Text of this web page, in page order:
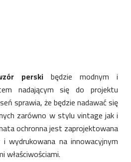
perskibędzie modnym i
nadającym się do projektu
sprawia, że będzie nadawać się
zarówno w stylu vintage jak i
ochronna jest zaprojektowana
wydrukowana na innowacyjnym